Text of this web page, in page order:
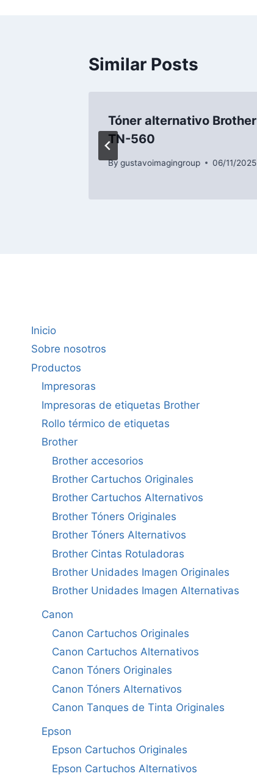
Similar Posts
Tóner alternativo Brother
TN-560
By gustavoimagingroup 06/11/2025
Inicio
Sobre nosotros
Productos
Impresoras
Impresoras de etiquetas Brother
Rollo térmico de etiquetas
Brother
Brother accesorios
Brother Cartuchos Originales
Brother Cartuchos Alternativos
Brother Tóners Originales
Brother Tóners Alternativos
Brother Cintas Rotuladoras
Brother Unidades Imagen Originales
Brother Unidades Imagen Alternativas
Canon
Canon Cartuchos Originales
Canon Cartuchos Alternativos
Canon Tóners Originales
Canon Tóners Alternativos
Canon Tanques de Tinta Originales
Epson
Epson Cartuchos Originales
Epson Cartuchos Alternativos